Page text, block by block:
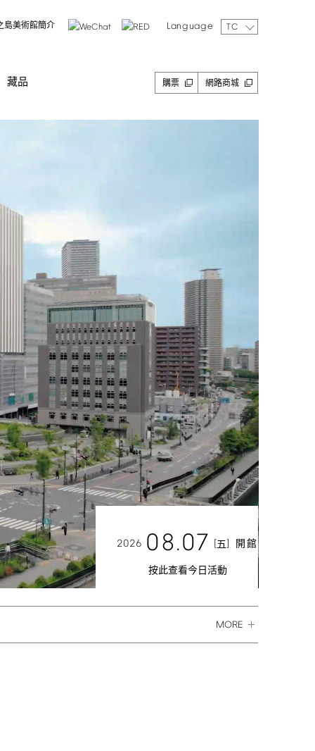
島美術館簡介 Language TC
藏品 購票 網路商城
2026 08.07 [五] 開館
按此查看今日活動
MORE